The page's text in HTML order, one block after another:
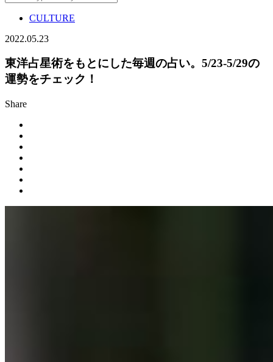
CULTURE
2022.05.23
東洋占星術をもとにした毎週の占い。5/23-5/29の
運勢をチェック！
Share